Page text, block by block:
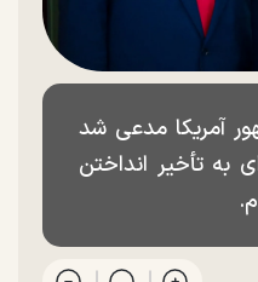
آمریکا مدعی شد
به تأخیر انداختن